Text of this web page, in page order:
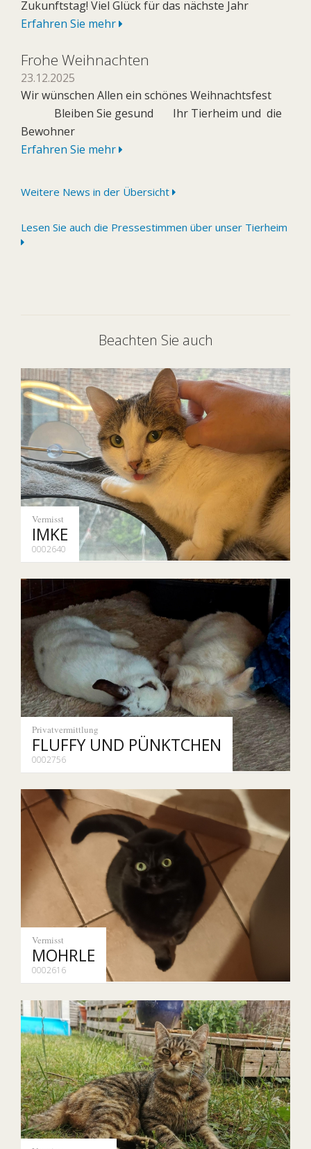
Zukunftstag! Viel Glück für das nächste Jahr
Erfahren Sie mehr
Frohe Weihnachten
23.12.2025
Wir wünschen Allen ein schönes Weihnachtsfest
Bleiben Sie gesund Ihr Tierheim und die
Bewohner
Erfahren Sie mehr
Weitere News in der Übersicht
Lesen Sie auch die Pressestimmen über unser Tierheim
Beachten Sie auch
Vermisst
IMKE
0002640
Privatvermittlung
FLUFFY UND PÜNKTCHEN
0002756
Vermisst
MOHRLE
0002616